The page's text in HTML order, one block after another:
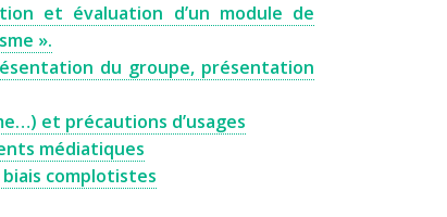
et évaluation d’un module de
».
du groupe, présentation
et précautions d’usages
médiatiques
complotistes